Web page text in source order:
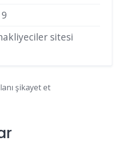
sitesi
şikayet et